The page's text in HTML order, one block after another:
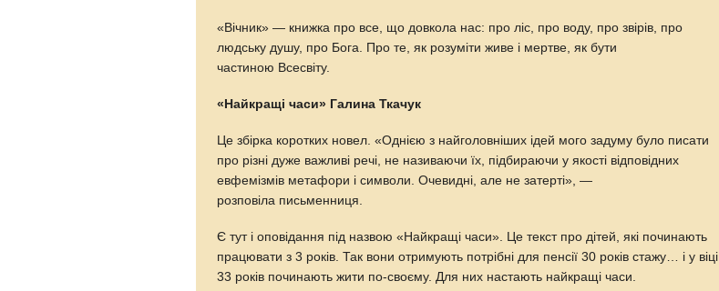
«Вічник» — книжка про все, що довкола нас: про ліс, про воду, про звірів, про
людську душу, про Бога. Про те, як розуміти живе і мертве, як бути
частиною Всесвіту.
«Найкращі часи» Галина Ткачук
Це збірка коротких новел. «Однією з найголовніших ідей мого задуму було писати
про різні дуже важливі речі, не називаючи їх, підбираючи у якості відповідних
евфемізмів метафори і символи. Очевидні, але не затерті», —
розповіла письменниця.
Є тут і оповідання під назвою «Найкращі часи». Це текст про дітей, які починають
працювати з 3 років. Так вони отримують потрібні для пенсії 30 років стажу… і у віці
33 років починають жити по-своєму. Для них настають найкращі часи.